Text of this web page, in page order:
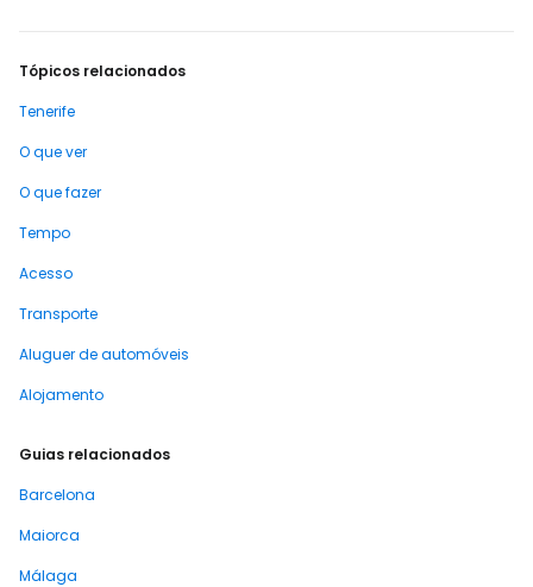
Tópicos relacionados
Tenerife
O que ver
O que fazer
Tempo
Acesso
Transporte
Aluguer de automóveis
Alojamento
Guias relacionados
Barcelona
Maiorca
Málaga